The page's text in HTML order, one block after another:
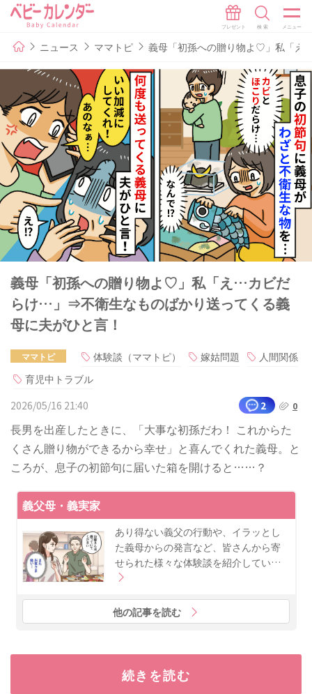
ニュース ママトピ 義母「初孫への贈り物よ♡」私「え
義母「初孫への贈り物よ♡」私「え…カビだ
らけ…」⇒不衛生なものばかり送ってくる義
母に夫がひと言！
ママトピ 体験談（ママトピ） 嫁姑問題
人間関係
育児中トラブル
2026/05/16 21:40
2 0
長男を出産したときに、「大事な初孫だわ！ これからた
くさん贈り物ができるから幸せ」と喜んでくれた義母。と
ころが、息子の初節句に届いた箱を開けると……？
義父母・義実家
あり得ない義父の行動や、イラッとし
た義母からの発言など、皆さんから寄
せられた様々な体験談を紹介してい…
他の記事を読む
続きを読む